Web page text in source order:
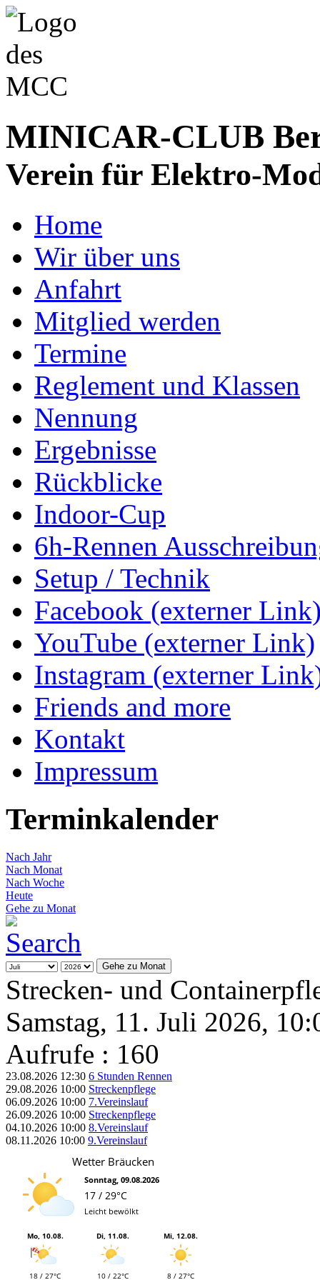
MINICAR-CLUB
Verein für Elektro-
Home
Wir über uns
Anfahrt
Mitglied werden
Termine
Reglement und Klassen
Nennung
Ergebnisse
Rückblicke
Indoor-Cup
6h-Rennen
Setup / Technik
Facebook (externer
YouTube (externer Link)
Instagram (externer
Friends and more
Kontakt
Impressum
Terminkalender
Nach Jahr
Nach Monat
Nach Woche
Heute
Gehe zu Monat
Gehe zu Monat
Strecken- und
Samstag, 11. Juli 2026,
Aufrufe : 160
23.08.2026 12:30 6 Stunden Rennen
29.08.2026 10:00 Streckenpflege
06.09.2026 10:00 7.Vereinslauf
26.09.2026 10:00 Streckenpflege
04.10.2026 10:00 8.Vereinslauf
08.11.2026 10:00 9.Vereinslauf
Wetter Bräucken
Sonntag, 09.08.2026
17 / 29°C
Leicht bewölkt
Mo, 10.08.
18 / 27°C
Di, 11.08.
10 / 22°C
Mi, 12.08.
8 / 27°C